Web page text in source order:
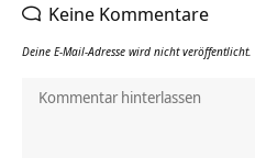
Keine Kommentare
Deine E-Mail-Adresse wird nicht veröffentlicht.